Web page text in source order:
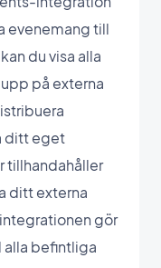
evenemang till
du visa alla
på externa
ditt eget
tillhandahåller
ditt externa
gör
befintliga